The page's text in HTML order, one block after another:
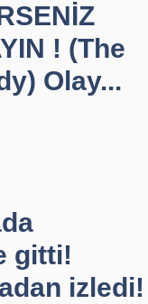
! (The
Olay...
gitti!
izledi!